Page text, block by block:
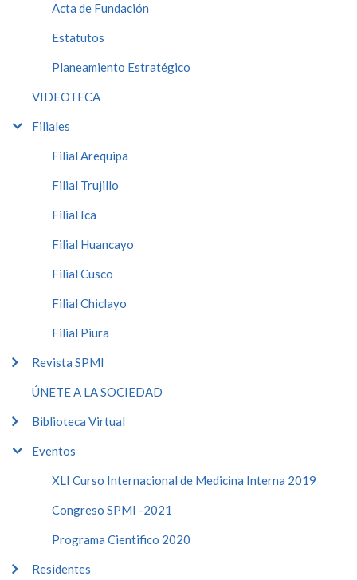
Acta de Fundación
Estatutos
Planeamiento Estratégico
VIDEOTECA
Filiales
Filial Arequipa
Filial Trujillo
Filial Ica
Filial Huancayo
Filial Cusco
Filial Chiclayo
Filial Piura
Revista SPMI
ÚNETE A LA SOCIEDAD
Biblioteca Virtual
Eventos
XLI Curso Internacional de Medicina Interna 2019
Congreso SPMI -2021
Programa Cientifico 2020
Residentes